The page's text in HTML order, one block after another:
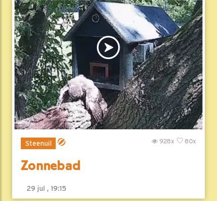
Steenuil 80x
928x
Zonnebad
29 jul , 19:15